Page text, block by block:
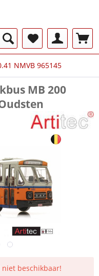
NMVB 965145
MB 200
beschikbaar!